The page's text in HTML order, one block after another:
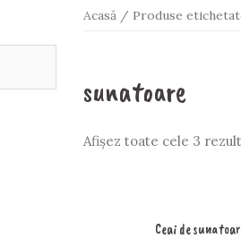
Acasă/ Produse
sunatoare
Afișez toate cele 3
Ceai de